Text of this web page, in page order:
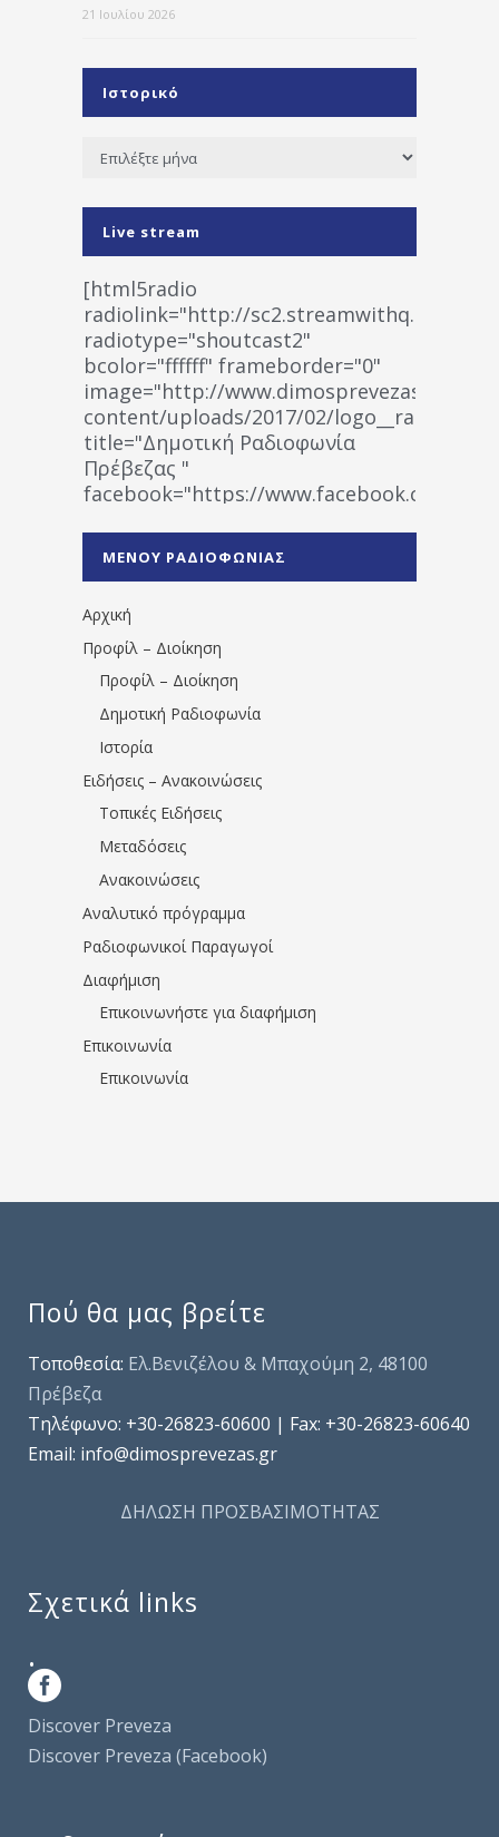
21 Ιουλίου 2026
Ιστορικό
Ιστορικό
Live stream
[html5radio
radiolink="http://
radiotype="shoutcast2"
bcolor="ffffff" frameborder="0"
image="http://www.dimosprevezas.gr/wp-
content/uploads/2017/02/
title="Δημοτική Ραδιοφωνία
Πρέβεζας "
facebook="https://www.facebook.com/
1531194763766854/" artist="" ]
ΜΕΝΟΥ ΡΑΔΙΟΦΩΝΙΑΣ
Αρχική
Προφίλ – Διοίκηση
Προφίλ – Διοίκηση
Δημοτική Ραδιοφωνία
Ιστορία
Ειδήσεις – Ανακοινώσεις
Τοπικές Ειδήσεις
Μεταδόσεις
Ανακοινώσεις
Αναλυτικό πρόγραμμα
Ραδιοφωνικοί Παραγωγοί
Διαφήμιση
Επικοινωνήστε για διαφήμιση
Επικοινωνία
Επικοινωνία
Πού θα μας βρείτε
Τοποθεσία: Ελ.Βενιζέλου & Μπαχούμη 2, 48100
Πρέβεζα
Τηλέφωνo: +30-26823-60600 | Fax: +30-26823-60640
Email: info@dimosprevezas.gr
ΔΗΛΩΣΗ ΠΡΟΣΒΑΣΙΜΟΤΗΤΑΣ
Σχετικά links
.
Discover Preveza
Discover Preveza (Facebook)